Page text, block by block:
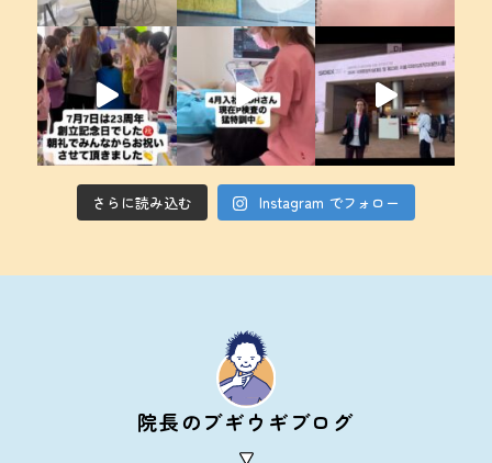
さらに読み込む Instagram でフォロー
院長のブギウギブログ